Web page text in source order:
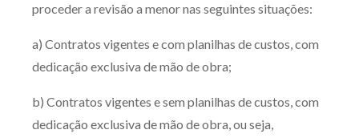
Av. Sete de Setembro, 4698
Batel Curitiba/PR CEP80240-000
Telefone (41) 2109-8666
Whatsapp (41) 98881-6616
proceder a revisão a menor nas seguintes situações:
a) Contratos vigentes e com planilhas de custos, com
dedicação exclusiva de mão de obra;
b) Contratos vigentes e sem planilhas de custos, com
dedicação exclusiva de mão de obra, ou seja,